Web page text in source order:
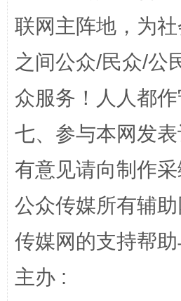
招工难、用工荒背后
网上购药对药下症？
联网主阵地，为
之间公众/民众/公
众服务！人人都作
七、参与本网发
有意见请向制作
公众传媒所有辅
传媒网的支持帮
主办 :